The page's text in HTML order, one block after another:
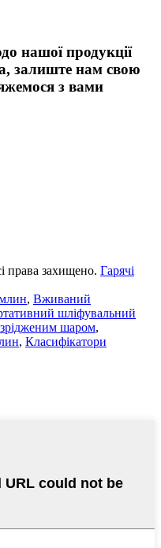
нашої продукції
залиште нам свою
з вами
права захищено. Гарячі
, Вживаний
шліфувальний
шаром,
, Класифікатори